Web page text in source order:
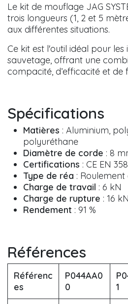
Le kit de mouflage JAG
trois longueurs (1, 2 et 5
aux différentes situations.
Ce kit est l'outil idéal pour
sauvetage, offrant une
compacité, d’efficacité et de
Spécifications
Matières : Aluminium,
polyuréthane
Diamètre de corde : 8
Certifications : CE EN
Type de réa :
Charge de travail : 6 kN
Charge de rupture : 16 kN
Rendement : 91 %
Références
Référenc
es
P044AA0
0
1